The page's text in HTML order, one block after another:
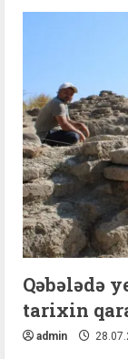
Qəbələdə
tarixin
admin